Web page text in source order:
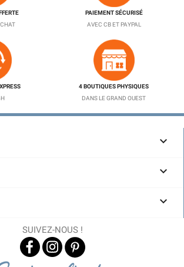
PAIEMENT SÉCURISÉ
AVEC CB ET PAYPAL
4 BOUTIQUES PHYSIQUES
DANS LE GRAND OUEST



SUIVEZ-NOUS !